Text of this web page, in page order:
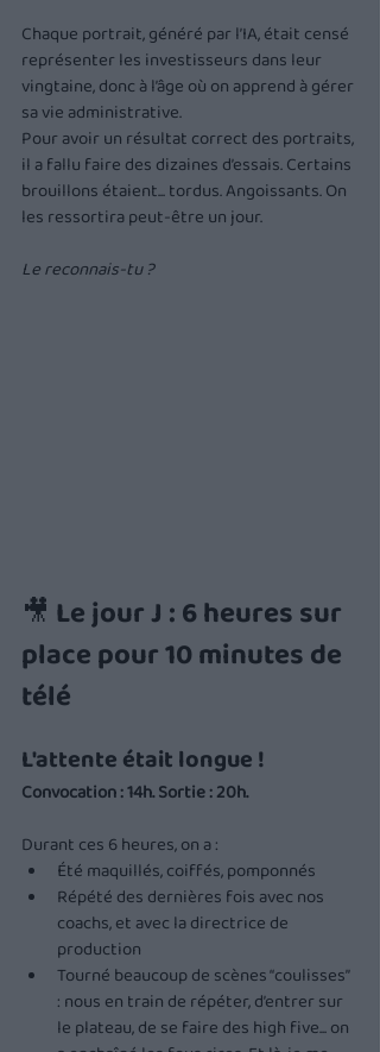
Chaque portrait, généré par l’IA, était censé
représenter les investisseurs dans leur
vingtaine, donc à l’âge où on apprend à gérer
sa vie administrative.
Pour avoir un résultat correct des portraits,
il a fallu faire des dizaines d’essais. Certains
brouillons étaient... tordus. Angoissants. On
les ressortira peut-être un jour.
Le reconnais-tu ?
🎥 Le jour J : 6 heures sur
place pour 10 minutes de
télé
L'attente était longue !
Convocation : 14h. Sortie : 20h.
Durant ces 6 heures, on a :
Été maquillés, coiffés, pomponnés
Répété des dernières fois avec nos
coachs, et avec la directrice de
production
Tourné beaucoup de scènes “coulisses”
: nous en train de répéter, d’entrer sur
le plateau, de se faire des high five... on